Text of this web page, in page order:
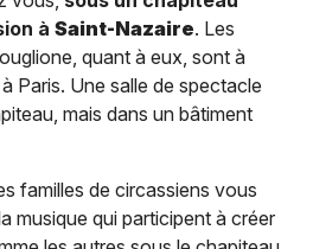
à Saint-Nazaire. Les
quant à eux, sont à
Paris. Une salle de spectacle
mais dans un bâtiment
familles de circassiens vous
musique qui participent à créer